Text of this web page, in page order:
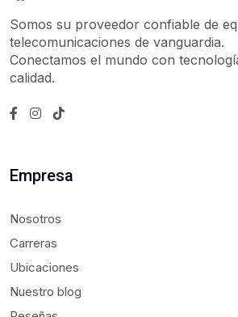
Somos su proveedor confiable de
telecomunicaciones de vanguardia.
Conectamos el mundo con
calidad.
Empresa
Nosotros
Carreras
Ubicaciones
Nuestro blog